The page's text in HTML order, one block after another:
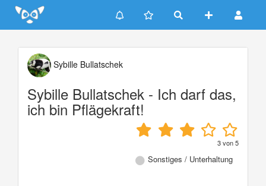
Update cookies preferences
Sybille Bullatschek
Sybille Bullatschek - Ich darf das,
ich bin Pflägekraft!
3von5
Sonstiges / Unterhaltung